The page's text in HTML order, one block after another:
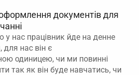
документів для
у нас працівник йде на денне
для нас він є
одиницею, чи ми повинні
так як він буде навчатись, чи